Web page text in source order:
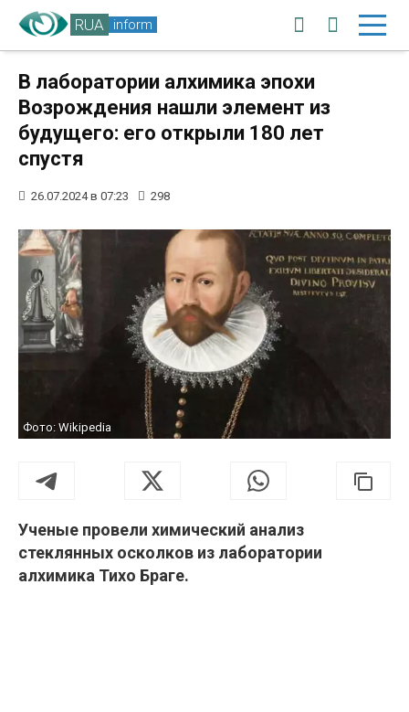
RUA inform
В лаборатории алхимика эпохи
Возрождения нашли элемент из
будущего: его открыли 180 лет
спустя
26.07.2024 в 07:23 298
Фото: Wikipedia
Ученые провели химический анализ
стеклянных осколков из лаборатории
алхимика Тихо Браге.